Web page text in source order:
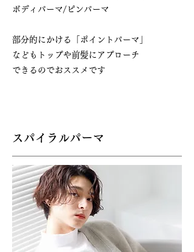
ボディパーマ/ピンパーマ
部分的にかける「ポイントパーマ」
などもトップや前髪にアプローチ
​できるのでおススメです
​スパイラルパーマ